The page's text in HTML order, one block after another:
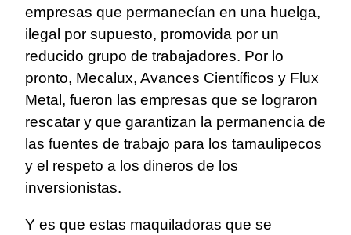
empresas que permanecían en una huelga,
ilegal por supuesto, promovida por un
reducido grupo de trabajadores. Por lo
pronto, Mecalux, Avances Científicos y Flux
Metal, fueron las empresas que se lograron
rescatar y que garantizan la permanencia de
las fuentes de trabajo para los tamaulipecos
y el respeto a los dineros de los
inversionistas.
Y es que estas maquiladoras que se